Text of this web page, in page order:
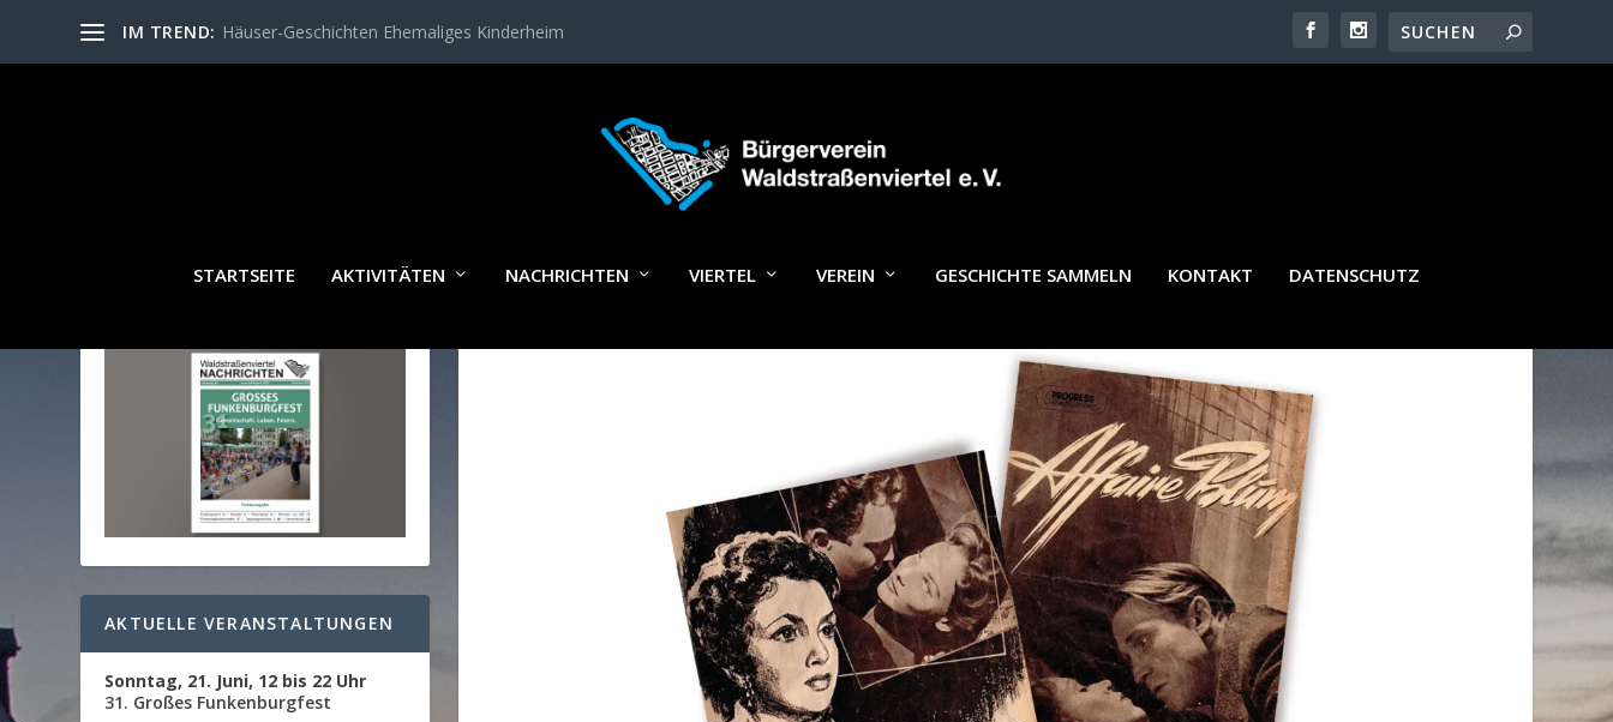
IM TREND: Häuser-Geschichten Ehemaliges Kinderheim
STARTSEITE AKTIVITÄTEN NACHRICHTEN VIERTEL VEREIN GESCHICHTE SAMMELN KONTAKT DATENSCHUTZ
FIMCLUB_WN144
WALDSTRASSENVIERTEL N
AKTUELLE VERANSTALTUNGEN
Sonntag, 21. Juni, 12 bis 22 Uhr
31. Großes Funkenburgfest